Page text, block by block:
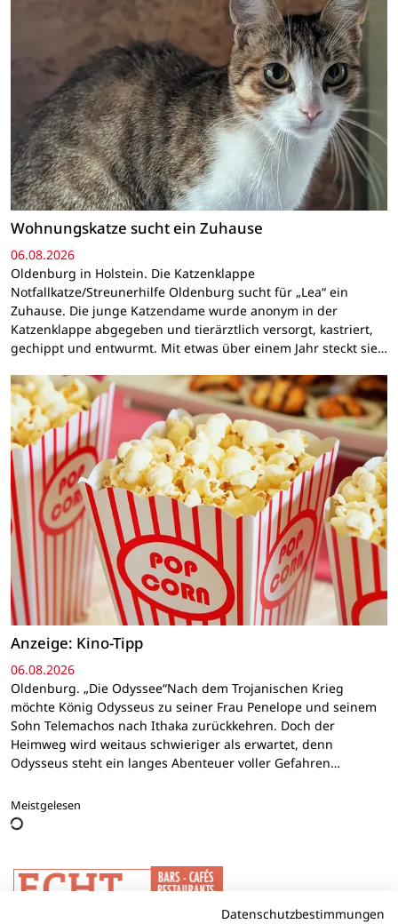
Wohnungskatze sucht ein Zuhause
06.08.2026
Oldenburg in Holstein. Die Katzenklappe
Notfallkatze/Streunerhilfe Oldenburg sucht für „Lea“ ein
Zuhause. Die junge Katzendame wurde anonym in der
Katzenklappe abgegeben und tierärztlich versorgt, kastriert,
gechippt und entwurmt. Mit etwas über einem Jahr steckt sie…
Anzeige: Kino-Tipp
06.08.2026
Oldenburg. „Die Odyssee“Nach dem Trojanischen Krieg
möchte König Odysseus zu seiner Frau Penelope und seinem
Sohn Telemachos nach Ithaka zurückkehren. Doch der
Heimweg wird weitaus schwieriger als erwartet, denn
Odysseus steht ein langes Abenteuer voller Gefahren…
Meistgelesen
Datenschutzbestimmungen